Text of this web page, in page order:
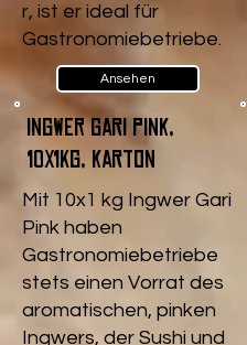
r, ist er ideal für
Gastronomiebetriebe.
Ansehen
Ingwer Gari pink,
10x1kg, Karton
Mit 10x1 kg Ingwer Gari
Pink haben
Gastronomiebetriebe
stets einen Vorrat des
aromatischen, pinken
Ingwers, der Sushi und